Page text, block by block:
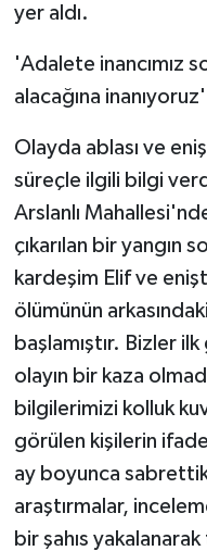
yer aldı.
'Adalete inancımız
alacağına inanıyoruz'
Olayda ablası ve
süreçle ilgili bilgi
Arslanlı
çıkarılan bir yangın
kardeşim Elif ve
ölümünün
başlamıştır. Bizler
olayın bir kaza
bilgilerimizi kolluk
görülen kişilerin
ay boyunca
araştırmalar,
bir şahıs